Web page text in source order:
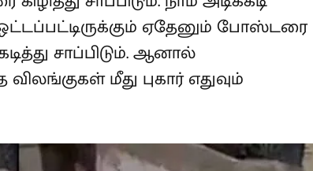
ஏதேனும் போஸ்டரை
சாப்பிடும். ஆனால்
மீது புகார் எதுவும்